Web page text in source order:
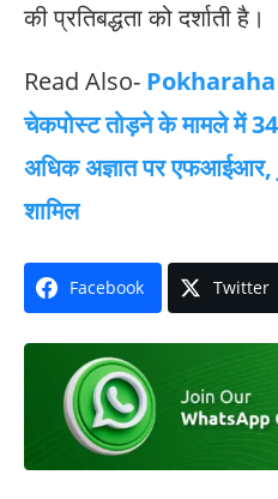
की प्रतिबद्धता को दर्शाती है।
Read Also- Pokharaha
चेकपोस्ट तोड़ने के मामले में
अधिक अज्ञात पर एफआईआर,
शामिल
Facebook Twitter